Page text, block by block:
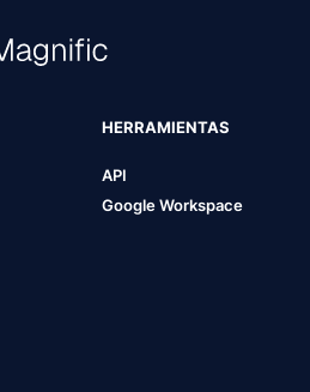
HERRAMIENTAS
API
Google Workspace